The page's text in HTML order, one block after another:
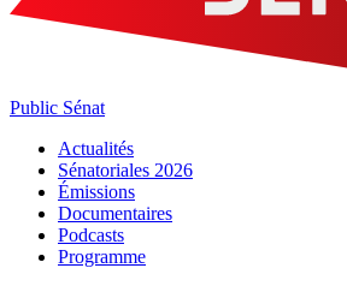
Public Sénat
Actualités
Sénatoriales 2026
Émissions
Documentaires
Podcasts
Programme